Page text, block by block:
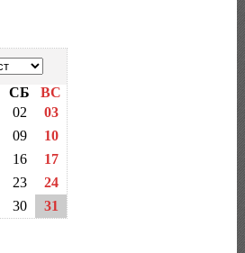
СБ
ВС
02
03
09
10
16
17
23
24
30 31